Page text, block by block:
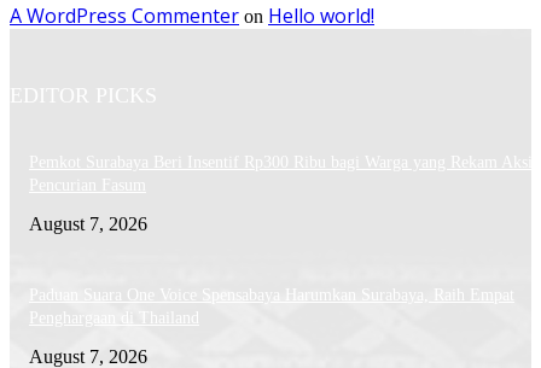
A WordPress Commenter on Hello world!
EDITOR PICKS
Pemkot Surabaya Beri Insentif Rp300 Ribu bagi Warga yang Rekam Aksi
Pencurian Fasum
August 7, 2026
Paduan Suara One Voice Spensabaya Harumkan Surabaya, Raih Empat
Penghargaan di Thailand
August 7, 2026